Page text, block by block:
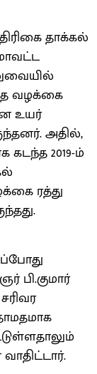
தாக்கல்
வழக்கை
உயர்
அதில்,
2019-ம்
ரத்து
பி.குமார்